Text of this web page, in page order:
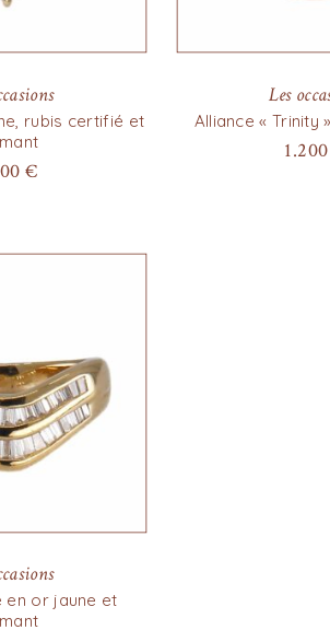
rubis certifié et
€
Les
Alliance « Trinity
1.200
en or jaune et